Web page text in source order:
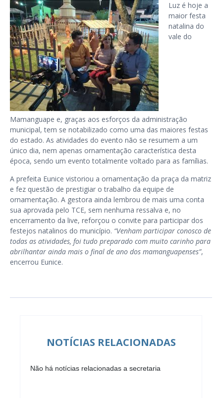
Luz é hoje a
maior festa
natalina do
vale do
Mamanguape e, graças aos esforços da administração
municipal, tem se notabilizado como uma das maiores festas
do estado. As atividades do evento não se resumem a um
único dia, nem apenas ornamentação característica desta
época, sendo um evento totalmente voltado para as famílias.
A prefeita Eunice vistoriou a ornamentação da praça da matriz
e fez questão de prestigiar o trabalho da equipe de
ornamentação. A gestora ainda lembrou de mais uma conta
sua aprovada pelo TCE, sem nenhuma ressalva e, no
encerramento da live, reforçou o convite para participar dos
festejos natalinos do município. “Venham participar conosco de
todas as atividades, foi tudo preparado com muito carinho para
abrilhantar ainda mais o final de ano dos mamanguapenses”,
encerrou Eunice.
NOTÍCIAS RELACIONADAS
Não há notícias relacionadas a secretaria